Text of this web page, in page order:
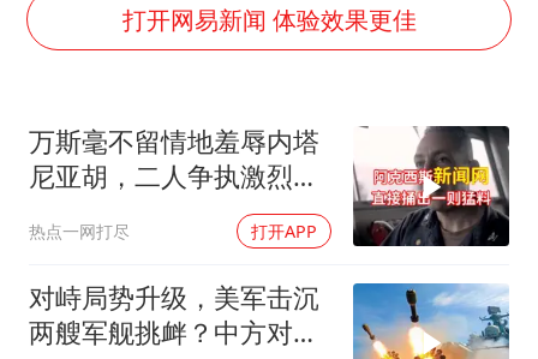
中巨芯：上半年归母净利润1405.77万元
名创优品回应女子吐槽内裤质量差
日本试射“战斧”导弹，国防部回应
夯实基础开新局
打开网易新闻 体验效果更佳
万斯毫不留情地羞辱内塔
尼亚胡，二人争执激烈，
热点一网打尽 打开APP
对峙局势升级，美军击沉
两艘军舰挑衅？中方对美